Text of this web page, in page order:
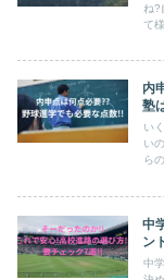
ね?
て
内
塾
い
い
ら
中
ン
中